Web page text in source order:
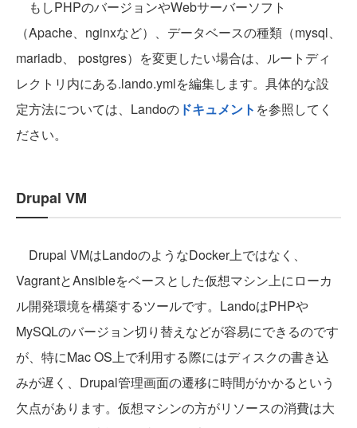
もしPHPのバージョンやWebサーバーソフト
（Apache、nginxなど）、データベースの種類（mysql、
mariadb、 postgres）を変更したい場合は、ルートディ
レクトリ内にある.lando.ymlを編集します。具体的な設
定方法については、Landoの ドキュメント を参照してく
ださい。
Drupal VM
Drupal VMはLandoのようなDocker上ではなく、
VagrantとAnsibleをベースとした仮想マシン上にローカ
ル開発環境を構築するツールです。LandoはPHPや
MySQLのバージョン切り替えなどが容易にできるのです
が、特にMac OS上で利用する際にはディスクの書き込
みが遅く、Drupal管理画面の遷移に時間がかかるという
欠点があります。仮想マシンの方がリソースの消費は大